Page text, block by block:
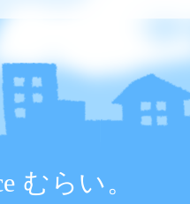
むらい。